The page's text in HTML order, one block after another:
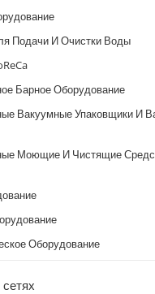
Подачи И Очистки Воды
Барное Оборудование
Вакуумные Упаковщики И
Моющие И Чистящие
Оборудование